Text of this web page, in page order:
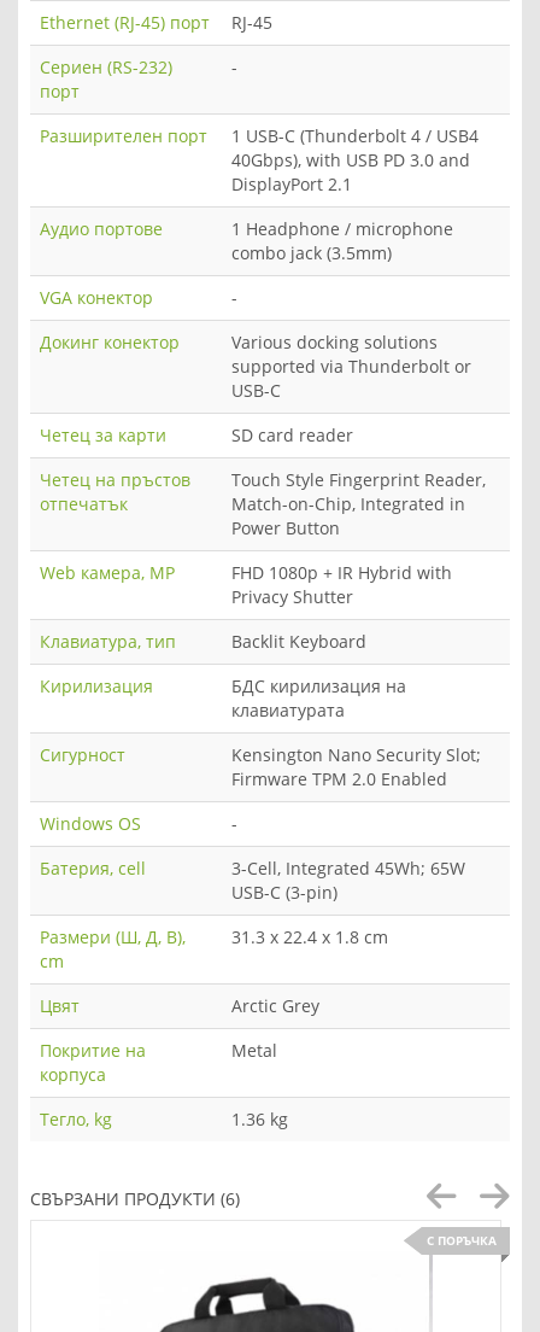
Ethernet (RJ-45) порт
RJ-45
Сериен (RS-232)
порт
-
Разширителен порт
1 USB-C (Thunderbolt 4 / USB4
40Gbps), with USB PD 3.0 and
DisplayPort 2.1
Аудио портове
1 Headphone / microphone
combo jack (3.5mm)
VGA конектор
-
Докинг конектор
Various docking solutions
supported via Thunderbolt or
USB-C
Четец за карти
SD card reader
Четец на пръстов
отпечатък
Touch Style Fingerprint Reader,
Match-on-Chip, Integrated in
Power Button
Web камера, MP
FHD 1080p + IR Hybrid with
Privacy Shutter
Клавиатура, тип
Backlit Keyboard
Кирилизация
БДС кирилизация на
клавиатурата
Сигурност
Kensington Nano Security Slot;
Firmware TPM 2.0 Enabled
Windows OS
-
Батерия, cell
3-Cell, Integrated 45Wh; 65W
USB-C (3-pin)
Размери (Ш, Д, В),
cm
31.3 x 22.4 x 1.8 cm
Цвят
Arctic Grey
Покритие на
корпуса
Metal
Тегло, kg 1.36 kg
СВЪРЗАНИ ПРОДУКТИ (6)
С ПОРЪЧКА